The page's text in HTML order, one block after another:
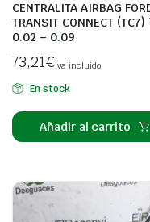
CENTRALITA AIRBAG
TRANSIT CONNECT
0.02 – 0.09
73,21€Iva incluido
En stock
Añadir al carrito